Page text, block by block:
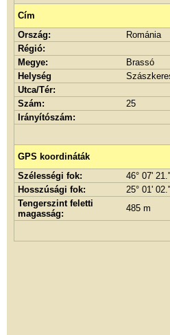
Cím
Ország:
Románia
Régió:
Megye:
Brassó
Helység
Utca/Tér:
Szám:
25
Irányítószám:
GPS koordináták
Szélességi fok:
46° 07'
Hosszúsági fok:
25° 01'
Tengerszint feletti
magasság:
485 m